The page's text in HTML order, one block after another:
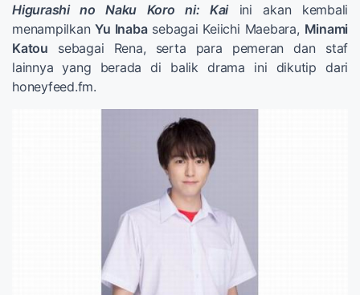
Higurashi no Naku Koro ni: Kaiini akan kembali
menampilkanYu Inabasebagai Keiichi Maebara, Minami
Katou sebagai Rena, serta para pemeran dan staf
lainnya yang berada di balik drama ini dikutip dari
honeyfeed.fm.